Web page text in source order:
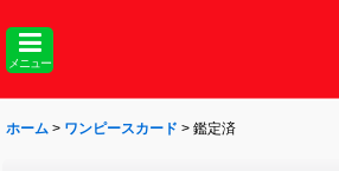
メニュー
ホーム > ワンピースカード > 鑑定済